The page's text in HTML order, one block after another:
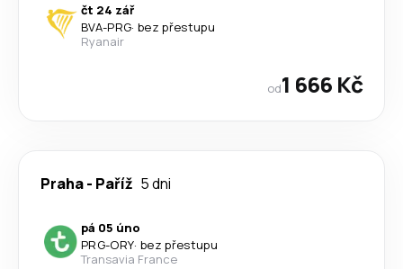
čt 24 zář
BVA-PRG· bez přestupu
Ryanair
od1 666 Kč
Praha- Paříž 5 dni
pá 05 úno
PRG-ORY· bez přestupu
Transavia France